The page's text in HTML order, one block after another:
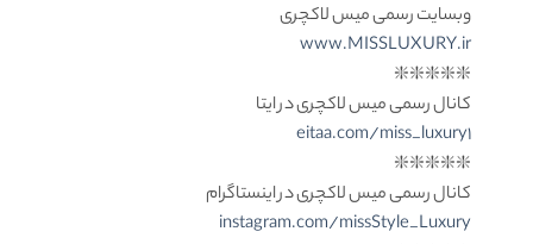
وبسایت رسمی میس لاکچری
www.MISSLUXURY.ir
❇️❇️❇️❇️❇️
کانال رسمی میس لاکچری در ایتا
eitaa.com/miss_luxury1
❇️❇️❇️❇️❇️
کانال رسمی میس لاکچری در اینستاگرام
instagram.com/missStyle_Luxury